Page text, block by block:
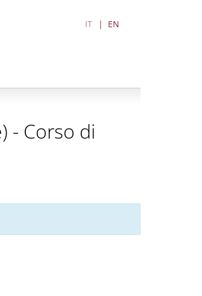
IT EN
- Corso di